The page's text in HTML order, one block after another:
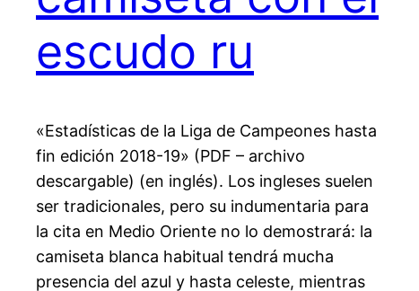
escudo ru
«Estadísticas de la Liga de Campeones hasta
fin edición 2018-19» (PDF – archivo
descargable) (en inglés). Los ingleses suelen
ser tradicionales, pero su indumentaria para
la cita en Medio Oriente no lo demostrará: la
camiseta blanca habitual tendrá mucha
presencia del azul y hasta celeste, mientras